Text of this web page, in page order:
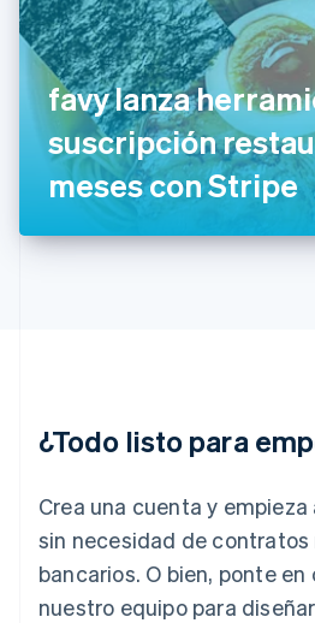
favy lanza
suscripción
meses con Stripe
¿Todo listo para
Crea una cuenta y
sin necesidad de contratos
bancarios. O bien, ponte
nuestro equipo para
EnglishSvenska
Francia
FrançaisEnglish
Gibraltar
English
Grecia
English
Hungría
India
Letonia
English
Deutsch English
Lituania
English
Luxemburgo
FrançaisDeutsch English